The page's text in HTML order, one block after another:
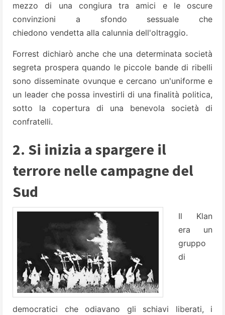
mezzo di una congiura tra amici e le oscure
convinzioni a sfondo sessuale che
chiedono vendetta alla calunnia dell'oltraggio.
Forrest dichiarò anche che una determinata società
segreta prospera quando le piccole bande di ribelli
sono disseminate ovunque e cercano un'uniforme e
un leader che possa investirli di una finalità politica,
sotto la copertura di una benevola società di
confratelli.
2. Si inizia a spargere il
terrore nelle campagne del
Sud
Il Klan
era un
gruppo
di
democratici che odiavano gli schiavi liberati, i